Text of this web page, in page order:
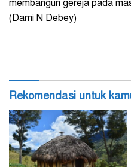
membangun gereja pada
(Dami N Debey)
Rekomendasi untuk